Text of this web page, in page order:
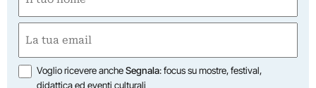
(Obbligatorio)
(Obbligatorio)
Opzioni
Voglio ricevere ancheSegnala: focus su mostre, festival,
didattica ed eventi culturali